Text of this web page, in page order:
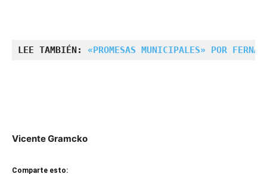
LEE TAMBIÉN: «PROMESAS MUNICIPALES» POR
Vicente Gramcko
Comparte esto: